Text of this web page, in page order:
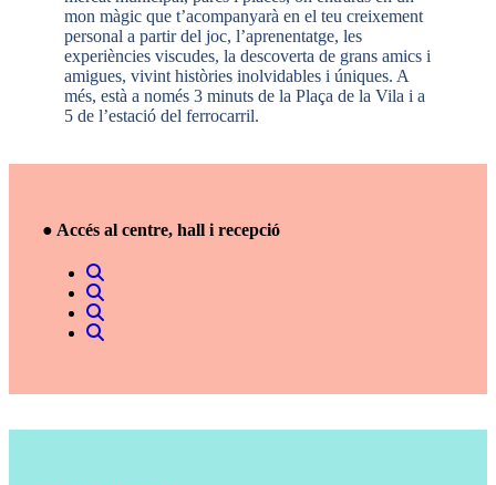
mon màgic que t’acompanyarà en el teu creixement
personal a partir del joc, l’aprenentatge, les
experiències viscudes, la descoverta de grans amics i
amigues, vivint històries inolvidables i úniques. A
més, està a només 3 minuts de la Plaça de la Vila i a
5 de l’estació del ferrocarril.
● Accés al centre, hall i recepció